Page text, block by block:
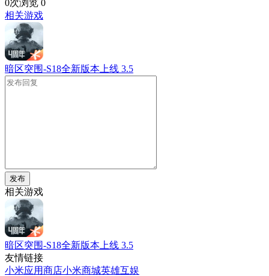
0次浏览 0
相关游戏
暗区突围-S18全新版本上线 3.5
发布
相关游戏
暗区突围-S18全新版本上线 3.5
友情链接
小米应用商店小米商城英雄互娱